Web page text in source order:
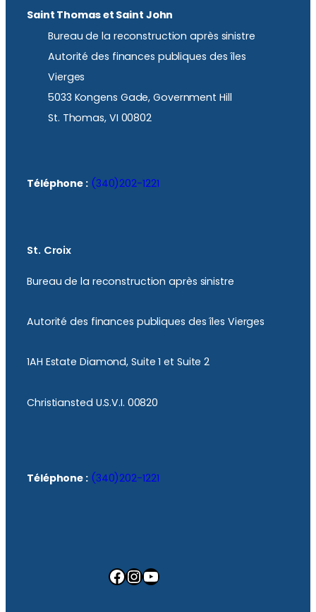
Saint Thomas et Saint John
Bureau de la reconstruction après sinistre
Autorité des finances publiques des îles
Vierges
5033 Kongens Gade, Government Hill
St. Thomas, VI 00802
Téléphone : (340)202-1221
St. Croix
Bureau de la reconstruction après sinistre
Autorité des finances publiques des îles Vierges
1AH Estate Diamond, Suite 1 et Suite 2
Christiansted U.S.V.I. 00820
Téléphone : (340)202-1221
Facebook InstagramYouTube